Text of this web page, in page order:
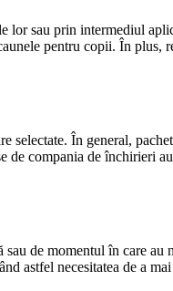
lor sau prin intermediul
pentru copii. În plus,
selectate. În general,
de compania de închirieri
de momentul în care au
astfel necesitatea de a